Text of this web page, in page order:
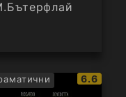
IMDb
6.6